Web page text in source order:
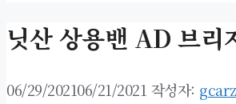
닛산 상용밴 AD 브
06/29/202106/21/2021 작성자: